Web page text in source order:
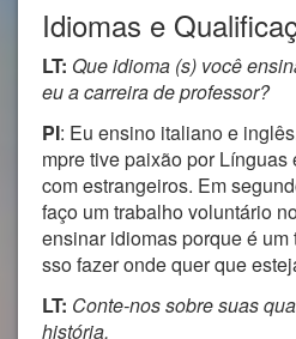
Idiomas e
LT: Que idioma (s) você
eu a carreira de professor?
PI: Eu ensino italiano e
mpre tive paixão por
com estrangeiros. Em
faço um trabalho voluntário
ensinar idiomas porque é
sso fazer onde quer que
LT: Conte-nos sobre suas
história.